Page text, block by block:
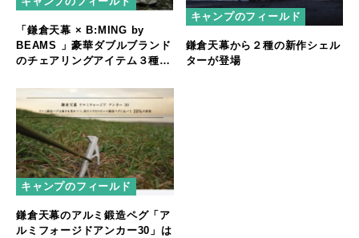
「鎌倉天幕 × B:MING by
BEAMS 」豪華ダブルブランド
のチェアリングアイテム３種発
キャンプのフィールド
鎌倉天幕から２種の新作シェル
ターが登場
キャンプのフィールド
鎌倉天幕のアルミ鍛造ペグ「ア
ルミフォージドアンカー30」は